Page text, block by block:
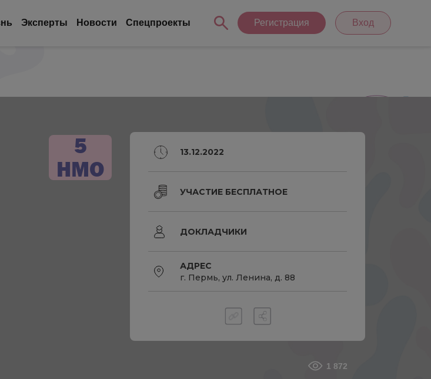
Эксперты Новости Спецпроекты Регистрация Вход
5
НМО
13.12.2022
УЧАСТИЕ БЕСПЛАТНОЕ
ДОКЛАДЧИКИ
АДРЕС
г. Пермь, ул. Ленина, д. 88
1 872